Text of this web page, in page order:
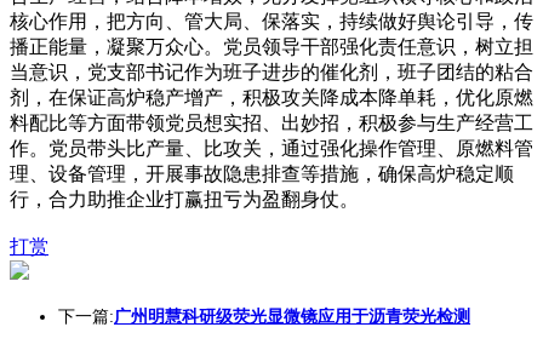
核心作用，把方向、管大局、保落实，持续做好舆论引导，传
播正能量，凝聚万众心。党员领导干部强化责任意识，树立担
当意识，党支部书记作为班子进步的催化剂，班子团结的粘合
剂，在保证高炉稳产增产，积极攻关降成本降单耗，优化原燃
料配比等方面带领党员想实招、出妙招，积极参与生产经营工
作。党员带头比产量、比攻关，通过强化操作管理、原燃料管
理、设备管理，开展事故隐患排查等措施，确保高炉稳定顺
行，合力助推企业打赢扭亏为盈翻身仗。
打赏
下一篇:广州明慧科研级荧光显微镜应用于沥青荧光检测